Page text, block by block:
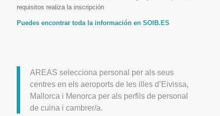
requisitos realiza la inscripción
Puedes encontrar toda la información en SOIB.ES
AREAS selecciona personal per als seus
centres en els aeroports de les illes d’Eivissa,
Mallorca i Menorca per als perfils de personal
de cuina i cambrer/a.